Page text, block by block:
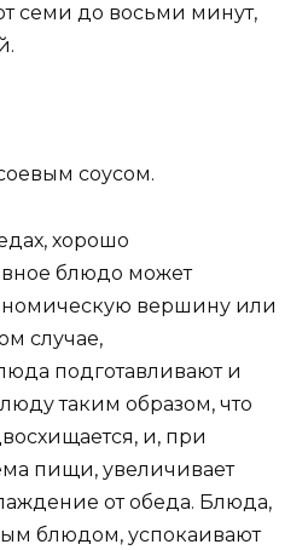
семи до восьми минут,
соусом.
хорошо
блюдо может
вершину или
случае,
подготавливают и
таким образом, что
и, при
пищи, увеличивает
от обеда. Блюда,
блюдом, успокаивают